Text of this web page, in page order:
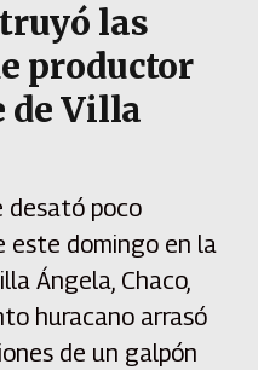
las
productor
de Villa
poco
este domingo en la
Ángela, Chaco,
huracano arrasó
de un galpón